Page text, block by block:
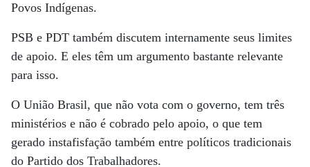
Povos Indígenas.
PSB e PDT também discutem internamente seus limites
de apoio. E eles têm um argumento bastante relevante
para isso.
O União Brasil, que não vota com o governo, tem três
ministérios e não é cobrado pelo apoio, o que tem
gerado instafisfação também entre políticos tradicionais
do Partido dos Trabalhadores.